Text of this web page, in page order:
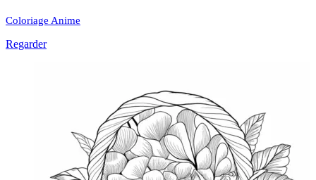
Coloriage Anime
Regarder